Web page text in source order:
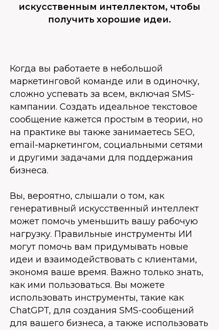
искусственным интеллектом, чтобы
получить хорошие идеи.
Когда вы работаете в небольшой
маркетинговой команде или в одиночку,
сложно успевать за всем, включая SMS-
кампании. Создать идеальное текстовое
сообщение кажется простым в теории, но
на практике вы также занимаетесь SEO,
email-маркетингом, социальными сетями
и другими задачами для поддержания
бизнеса.
Вы, вероятно, слышали о том, как
генеративный искусственный интеллект
может помочь уменьшить вашу рабочую
нагрузку. Правильные инструменты ИИ
могут помочь вам придумывать новые
идеи и взаимодействовать с клиентами,
экономя ваше время. Важно только знать,
как ими пользоваться. Вы можете
использовать инструменты, такие как
ChatGPT, для создания SMS-сообщений
для вашего бизнеса, а также использовать